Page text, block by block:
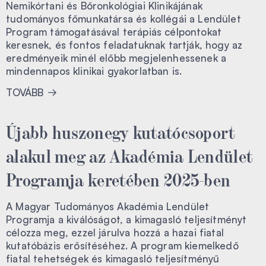
Nemikórtani és Bőronkológiai Klinikájának
tudományos főmunkatársa és kollégái a Lendület
Program támogatásával terápiás célpontokat
keresnek, és fontos feladatuknak tartják, hogy az
eredményeik minél előbb megjelenhessenek a
mindennapos klinikai gyakorlatban is.
TOVÁBB
Újabb huszonegy kutatócsoport
alakul meg az Akadémia Lendület
Programja keretében 2025-ben
A Magyar Tudományos Akadémia Lendület
Programja a kiválóságot, a kimagasló teljesítményt
célozza meg, ezzel járulva hozzá a hazai fiatal
kutatóbázis erősítéséhez. A program kiemelkedő
fiatal tehetségek és kimagasló teljesítményű